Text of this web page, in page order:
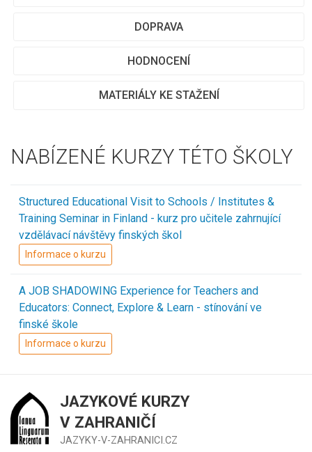
DOPRAVA
HODNOCENÍ
MATERIÁLY KE STAŽENÍ
NABÍZENÉ KURZY TÉTO ŠKOLY
Structured Educational Visit to Schools / Institutes &
Training Seminar in Finland - kurz pro učitele zahrnující
vzdělávací návštěvy finských škol
Informace o kurzu
A JOB SHADOWING Experience for Teachers and
Educators: Connect, Explore & Learn - stínování ve
finské škole
Informace o kurzu
JAZYKOVÉ KURZY
V ZAHRANIČÍ
JAZYKY-V-ZAHRANICI.CZ